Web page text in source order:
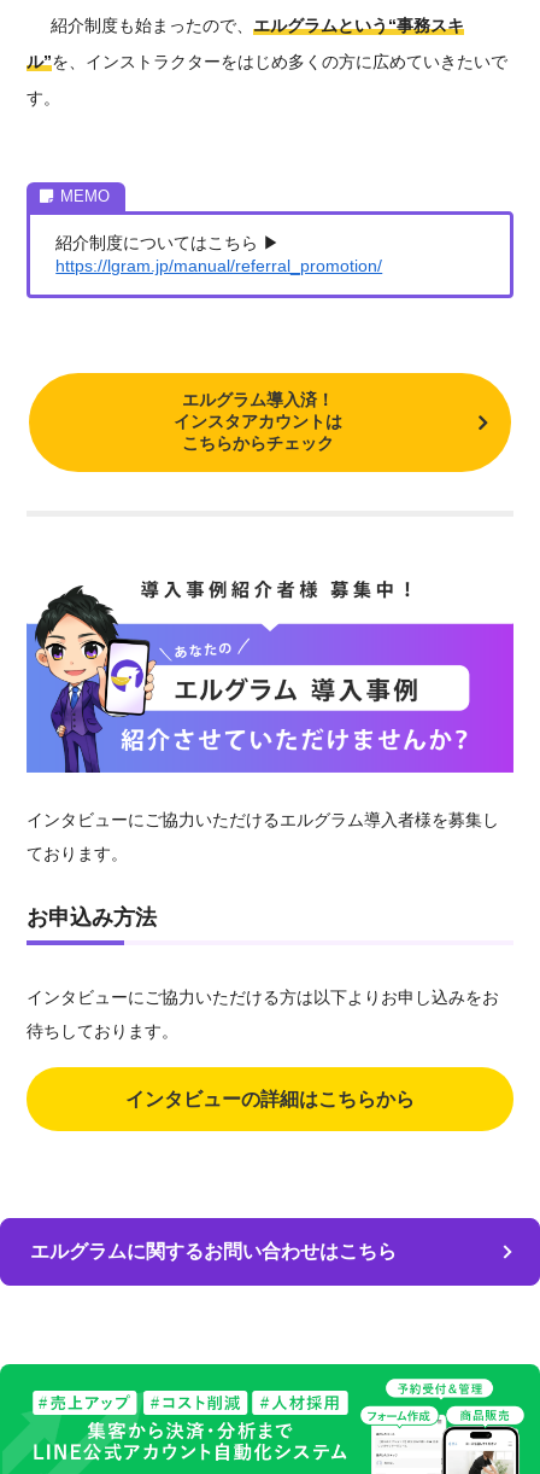
紹介制度も始まったので、エルグラムという“事務スキ
ル”を、インストラクターをはじめ多くの方に広めていきたいで
す。
紹介制度についてはこちら ▶︎
https://lgram.jp/manual/referral_promotion/
エルグラム導入済！
インスタアカウントは
こちらからチェック
インタビューにご協力いただけるエルグラム導入者様を募集し
ております。
お申込み方法
インタビューにご協力いただける方は以下よりお申し込みをお
待ちしております。
インタビューの詳細はこちらから
エルグラムに関するお問い合わせはこちら